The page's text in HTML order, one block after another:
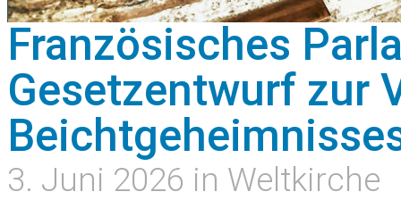
Französisches
Gesetzentwurf zur
3. Juni 2026 in Weltkirche